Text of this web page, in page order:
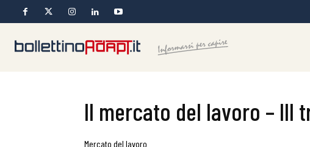
Il mercato del lavoro – III
Mercato del lavoro